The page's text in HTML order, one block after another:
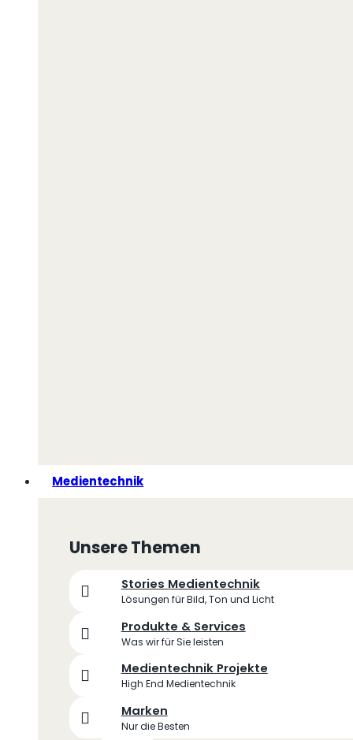
Medientechnik
Unsere Themen
Stories Medientechnik
Lösungen für Bild, Ton und Licht
Produkte & Services
Was wir für Sie leisten
Medientechnik Projekte
High End Medientechnik
Marken
Nur die Besten